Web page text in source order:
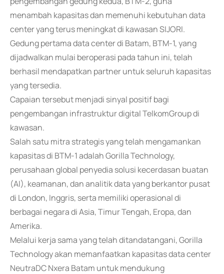
menambah kapasitas dan memenuhi kebutuhan data
center yang terus meningkat di kawasan SIJORI.
Gedung pertama data center di Batam, BTM-1, yang
dijadwalkan mulai beroperasi pada tahun ini, telah
berhasil mendapatkan partner untuk seluruh kapasitas
yang tersedia.
Capaian tersebut menjadi sinyal positif bagi
pengembangan infrastruktur digital TelkomGroup di
kawasan.
Salah satu mitra strategis yang telah mengamankan
kapasitas di BTM-1 adalah Gorilla Technology,
perusahaan global penyedia solusi kecerdasan buatan
(AI), keamanan, dan analitik data yang berkantor pusat
di London, Inggris, serta memiliki operasional di
berbagai negara di Asia, Timur Tengah, Eropa, dan
Amerika.
Melalui kerja sama yang telah ditandatangani, Gorilla
Technology akan memanfaatkan kapasitas data center
NeutraDC Nxera Batam untuk mendukung